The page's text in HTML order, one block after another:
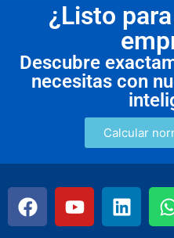
¿Listo
Descubre
necesitas con
Calcular